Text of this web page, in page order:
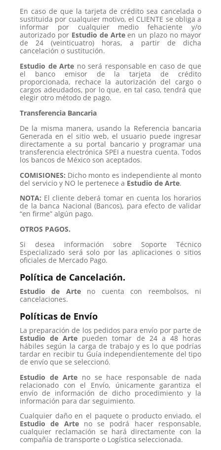
En caso de que la tarjeta de crédito sea cancelada o
sustituida por cualquier motivo, el CLIENTE se obliga a
informar por cualquier medio fehaciente y/o
autorizado por Estudio de Arteen un plazo no mayor
de 24 (veinticuatro) horas, a partir de dicha
cancelación o sustitución.
Estudio de Arte no será responsable en caso de que
el banco emisor de la tarjeta de crédito
proporcionada, rechace la autorización del cargo o
cargos adeudados, por lo que, en tal caso, tendrá que
elegir otro método de pago.
Transferencia Bancaria
De la misma manera, usando la Referencia bancaria
Generada en el sitio web, el usuario puede ingresar
directamente a su portal bancario y programar una
transferencia electrónica SPEI a nuestra cuenta. Todos
los bancos de México son aceptados.
COMISIONES: Dicho monto es independiente al monto
del servicio y NO le pertenece a Estudio de Arte.
NOTA: El cliente deberá tomar en cuenta los horarios
de la banca Nacional (Bancos), para efecto de validar
“en firme” algún pago.
OTROS PAGOS.
Si desea información sobre Soporte Técnico
Especializado será solo por las aplicaciones o sitios
oficiales de Mercado Pago.
Política de Cancelación.
Estudio de Arteno cuenta con reembolsos, ni
cancelaciones.
Políticas de Envío
La preparación de los pedidos para envío por parte de
Estudio de Arte pueden tomar de 24 a 48 horas
hábiles según la carga de trabajo y es lo que podrías
tardar en recibir tu Guía independientemente del tipo
de envío que se seleccionó.
Estudio de Arteno se hace responsable de nada
relacionado con el Envío, únicamente garantiza el
envío de información de dicho procedimiento y la
información para dar seguimiento.
Cualquier daño en el paquete o producto enviado, el
Estudio de Arteno se podrá hacer responsable,
cualquier reclamación se hará directamente con la
compañía de transporte o Logística seleccionada.